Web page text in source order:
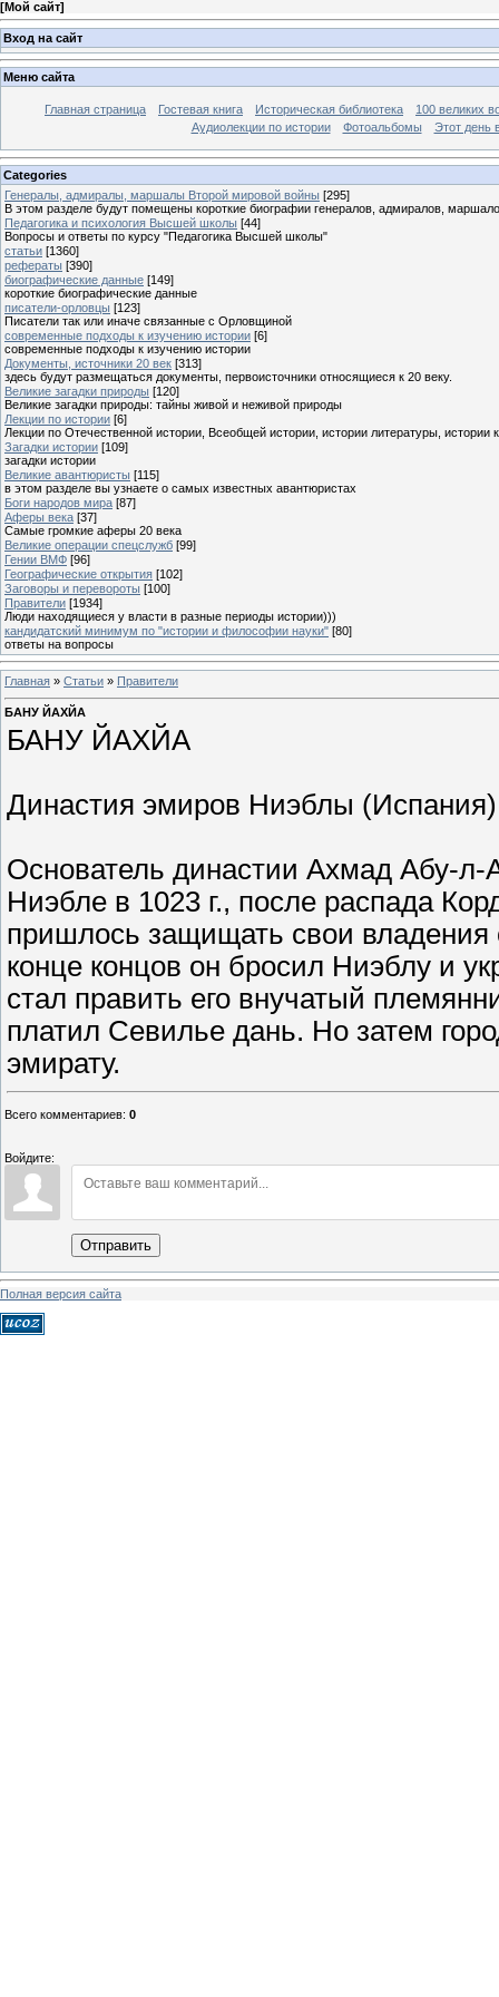
[Мой сайт]
Вход на сайт
Меню сайта
Главная страница Гостевая книга Историческая библиотека
100 великих
Аудиолекции по истории
Фотоальбомы Этот день
Categories
Генералы, адмиралы, маршалы Второй мировой войны [295]
В этом разделе будут помещены короткие биографии генералов, адмиралов,
Педагогика и психология Высшей школы [44]
Вопросы и ответы по курсу "Педагогика Высшей школы"
статьи [1360]
рефераты [390]
биографические данные [149]
короткие биографические данные
писатели-орловцы [123]
Писатели так или иначе связанные с Орловщиной
современные подходы к изучению истории [6]
современные подходы к изучению истории
Документы, источники 20 век [313]
здесь будут размещаться документы, первоисточники относящиеся к 20 веку.
Великие загадки природы [120]
Великие загадки природы: тайны живой и неживой природы
Лекции по истории [6]
Лекции по Отечественной истории, Всеобщей истории, истории литературы, истории
Загадки истории [109]
загадки истории
Великие авантюристы [115]
в этом разделе вы узнаете о самых известных авантюристах
Боги народов мира [87]
Аферы века [37]
Самые громкие аферы 20 века
Великие операции спецслужб [99]
Гении ВМФ [96]
Географические открытия [102]
Заговоры и перевороты [100]
Правители [1934]
Люди находящиеся у власти в разные периоды истории)))
кандидатский минимум по "истории и философии науки" [80]
ответы на вопросы
Главная » Статьи » Правители
БАНУ ЙАХЙА
БАНУ ЙАХЙА
Династия эмиров Ниэблы
Основатель династии Ахмад Абу-л-
Ниэбле в 1023 г., после распада
пришлось защищать свои
конце концов он бросил Ниэблу и
стал править его внучатый
платил Севилье дань. Но затем
эмирату.
Всего комментариев: 0
Войдите:
Отправить
Полная версия сайта